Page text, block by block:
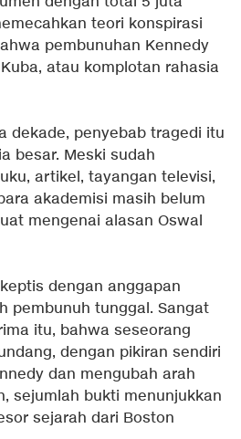
teori konspirasi
pembunuhan Kennedy
atau komplotan rahasia
dekade, penyebab tragedi itu
besar. Meski sudah
artikel, tayangan televisi,
akademisi masih belum
mengenai alasan Oswal
dengan anggapan
pembunuh tunggal. Sangat
itu, bahwa seseorang
dengan pikiran sendiri
dan mengubah arah
sejumlah bukti menunjukkan
sejarah dari Boston